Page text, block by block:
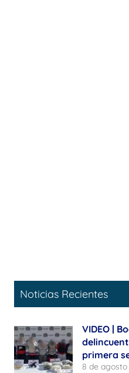
Noticias Recientes
VIDEO |
primera
8 de agosto